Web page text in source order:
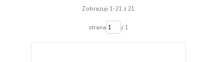
Zobrazuji 1-21 z 21
strana z 1